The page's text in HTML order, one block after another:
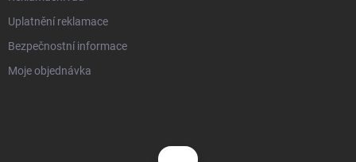
Uplatnění reklamace
Bezpečnostní informace
Moje objednávka